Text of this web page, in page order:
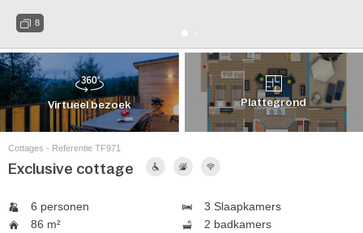
8
Virtueel bezoek Plattegrond
Cottages - Referentie TF971
Exclusive cottage
6 personen
3 Slaapkamers
86 m²
2 badkamers